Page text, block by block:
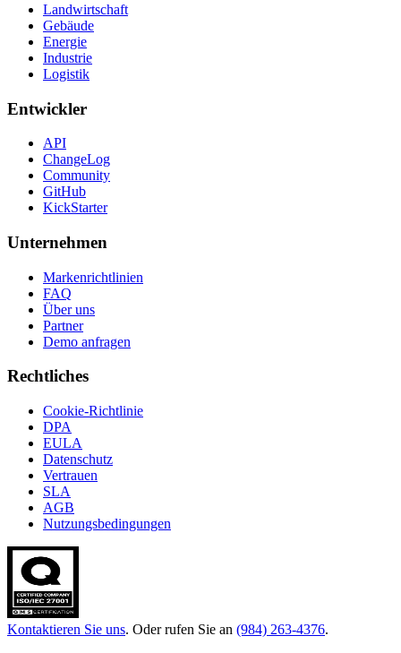
Landwirtschaft
Gebäude
Energie
Industrie
Logistik
Entwickler
API
ChangeLog
Community
GitHub
KickStarter
Unternehmen
Markenrichtlinien
FAQ
Über uns
Partner
Demo anfragen
Rechtliches
Cookie-Richtlinie
DPA
EULA
Datenschutz
Vertrauen
SLA
AGB
Nutzungsbedingungen
Kontaktieren Sie uns. Oder rufen Sie an (984) 263-4376.